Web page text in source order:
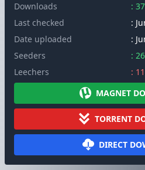
Downloads
:
Last checked
:
Date uploaded
:
Seeders
:
Leechers
:
MAGNET
TORRENT
DIRECT